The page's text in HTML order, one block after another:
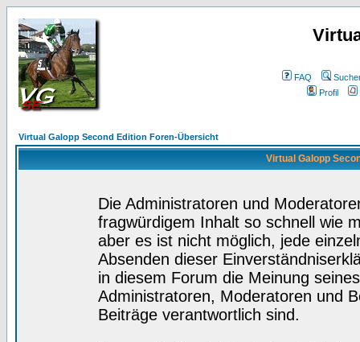
FAQ
Profil
Virtual Galopp Second Edition Foren-Übersicht
Virtual Galopp
Die Administratoren und
fragwürdigem Inhalt so schnell wie
aber es ist nicht möglich, jede
Absenden dieser
in diesem Forum die Meinung
Administratoren, Moderatoren und
Beiträge verantwortlich sind.